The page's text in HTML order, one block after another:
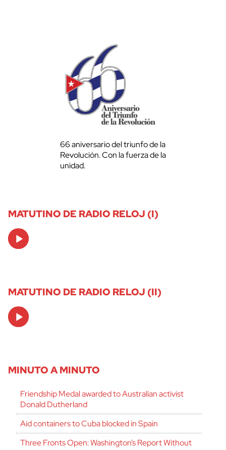
66 aniversario del triunfo de la
Revolución. Con la fuerza de la
unidad.
MATUTINO DE RADIO RELOJ (I)
Audio
Player
MATUTINO DE RADIO RELOJ (II)
Audio
Player
MINUTO A MINUTO
Friendship Medal awarded to Australian activist
Donald Dutherland
Aid containers to Cuba blocked in Spain
Three Fronts Open: Washington’s Report Without